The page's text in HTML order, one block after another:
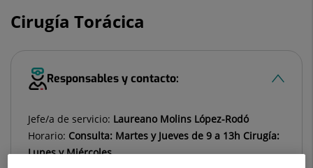
Cirugía Torácica
Responsables y contacto:
Jefe/a de servicio: Laureano Molins López-Rodó
Horario: Consulta: Martes y Jueves de 9 a 13h Cirugía:
Lunes y Miércoles